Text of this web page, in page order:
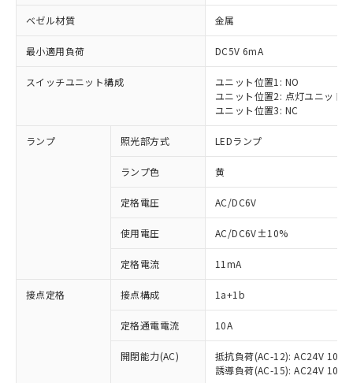
ベゼル材質 金属
最小適用負荷 DC5V 6mA
スイッチユニット構成
ユニット位置1: NO
ユニット位置2: 点灯ユニット
ユニット位置3: NC
ランプ 照光部方式 LEDランプ
ランプ色 黄
定格電圧 AC/DC6V
使用電圧 AC/DC6V±10%
定格電流 11mA
接点定格 接点構成 1a+1b
定格通電電流 10A
開閉能力(AC)
抵抗負荷(AC-12): AC24V 10A/
誘導負荷(AC-15): AC24V
ご利用条件
ご利用ください。
非含有に対応した製品が提供可能な商品で
有に対応した製品に切り替える予定のある
対応予定なし：EU RoHS指令（10物質）の
非含有に非対応の商品で、対応品を出す予
定はありません。
調査・確認中：EU RoHS指令（10物質）の